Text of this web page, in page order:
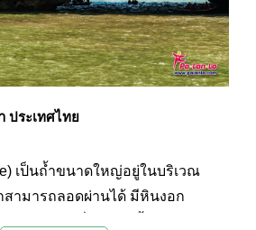
ประเทศไทย
เป็นถ้ำขนาดใหญ่อยู่ในบริเวณ
สามารถลอดผ่านได้ มีหินงอก